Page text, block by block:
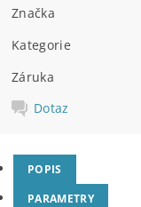
Značka
Kategorie
Záruka
Dotaz
POPIS
PARAMETRY